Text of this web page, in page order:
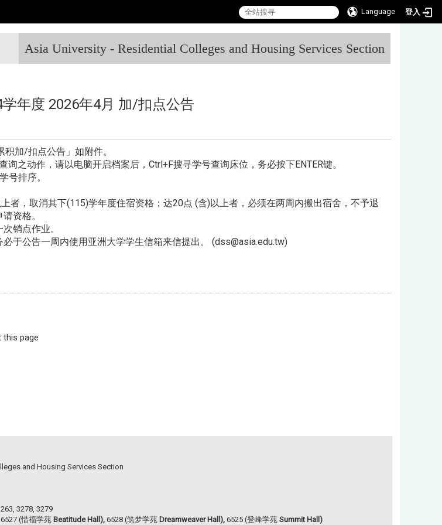
Language 登入
Asia University - Residential Colleges and Housing Services Section
学年度 2026年4月 加/扣点公告
加/扣点公告」如附件。
询之动作，请以电脑开启档案后，Ctrl+F搜寻学号查询床位，务必按下ENTER键。
号排序。
者，取消其下(115)学年度住宿资格；达20点 (含)以上者，必须在两周内搬出宿舍，不予退
资格。
销点作业。
于公告一周内使用亚洲大学学生信箱来信提出。 (dss@asia.edu.tw)
this page
and Housing Services Section
3278, 3279
6527 (惜福学苑 Beatitude Hall),6528 (筑梦学苑 Dreamweaver Hall),6525 (登峰学苑Summit Hall)